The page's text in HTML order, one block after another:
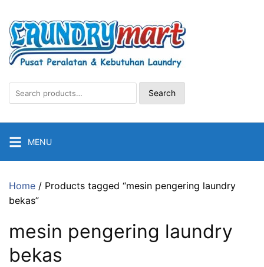
content
Search
for:
Search
MENU
Home / Products tagged “mesin pengering laundry
bekas”
mesin pengering laundry
bekas